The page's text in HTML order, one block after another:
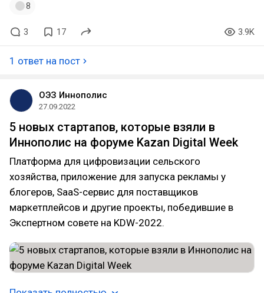
8
3 17 3.9K
1 ответ на пост
ОЭЗ Иннополис
27.09.2022
5 новых стартапов, которые взяли в
Иннополис на форуме Kazan Digital Week
Платформа для цифровизации сельского
хозяйства, приложение для запуска рекламы у
блогеров, SaaS-сервис для поставщиков
маркетплейсов и другие проекты, победившие в
Экспертном совете на KDW-2022.